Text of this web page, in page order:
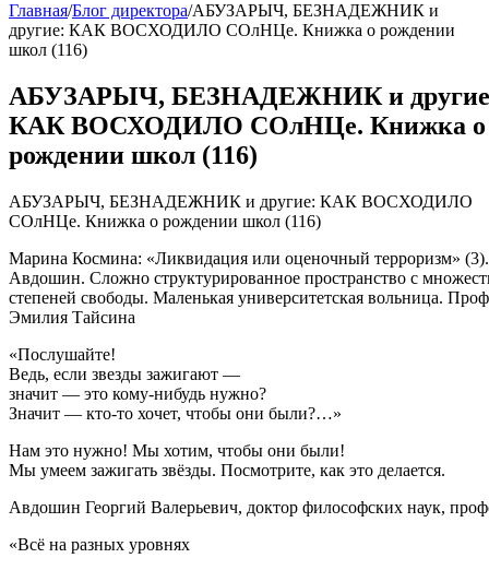
Главная/Блог директора/АБУЗАРЫЧ, БЕЗНАДЕЖНИК и
другие: КАК ВОСХОДИЛО СОлНЦе. Книжка о рождении
школ (116)
АБУЗАРЫЧ, БЕЗНАДЕЖНИК и
КАК ВОСХОДИЛО СОлНЦе. Книжка о
рождении школ (116)
АБУЗАРЫЧ, БЕЗНАДЕЖНИК и другие: КАК ВОСХОДИЛО
СОлНЦе. Книжка о рождении школ (116)
Марина Космина: «Ликвидация или оценочный терроризм»
Авдошин. Сложно структурированное пространство с
степеней свободы. Маленькая университетская вольница.
Эмилия Тайсина
«Послушайте!
Ведь, если звезды зажигают —
значит — это кому-нибудь нужно?
Значит — кто-то хочет, чтобы они были?…»
Нам это нужно! Мы хотим, чтобы они были!
Мы умеем зажигать звёзды. Посмотрите, как это делается.
Авдошин Георгий Валерьевич, доктор философских наук,
«Всё на разных уровнях